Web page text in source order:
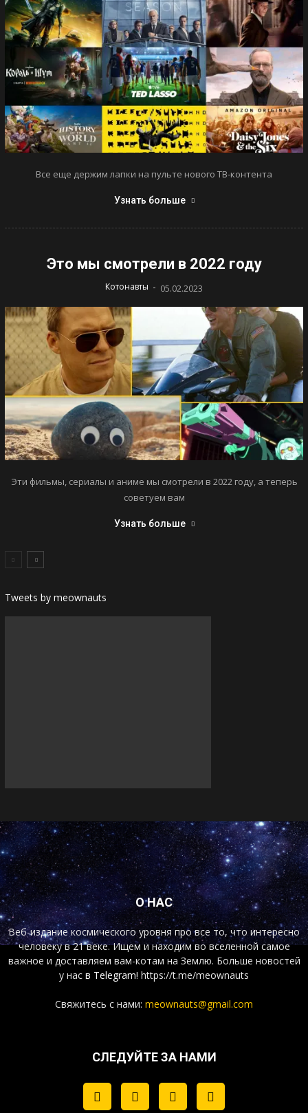
Все еще держим лапки на пульте нового ТВ-контента
Узнать больше
Это мы смотрели в 2022 году
Котонавты - 05.02.2023
Эти фильмы, сериалы и аниме мы смотрели в 2022 году, а теперь
советуем вам
Узнать больше
Tweets by meownauts
О НАС
Веб-издание космического уровня про все то, что интересно
человеку в 21 веке. Ищем и находим во вселенной самое
важное и доставляем вам-котам на Землю. Больше новостей
у нас в Telegram! https://t.me/meownauts
Свяжитесь с нами: meownauts@gmail.com
СЛЕДУЙТЕ ЗА НАМИ